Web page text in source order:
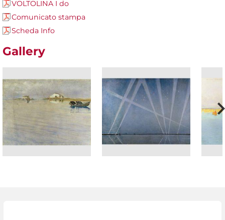
VOLTOLINA I do
Comunicato stampa
Scheda Info
Gallery